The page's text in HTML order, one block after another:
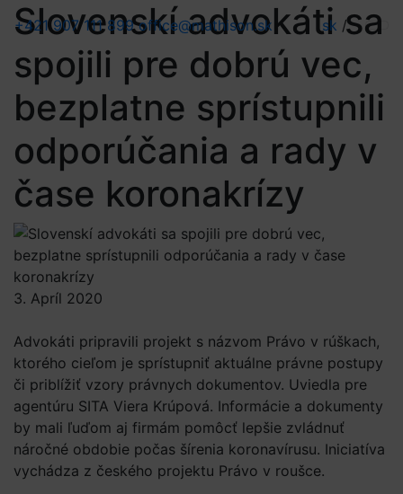
+421 907 111 899 office@mathison.sk sk /
Slovenskí advokáti sa
spojili pre dobrú vec,
bezplatne sprístupnili
odporúčania a rady v
čase koronakrízy
3. Apríl 2020
Advokáti pripravili projekt s názvom Právo v rúškach,
ktorého cieľom je sprístupniť aktuálne právne postupy
či priblížiť vzory právnych dokumentov. Uviedla pre
agentúru SITA Viera Krúpová. Informácie a dokumenty
by mali ľuďom aj firmám pomôcť lepšie zvládnuť
náročné obdobie počas šírenia koronavírusu. Iniciatíva
vychádza z českého projektu Právo v roušce.